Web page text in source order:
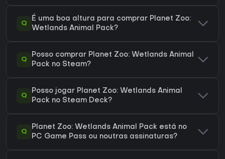
Q
É uma boa altura para comprar Planet Zoo:
Wetlands Animal Pack?
Q
Posso comprar Planet Zoo: Wetlands Animal
Pack no Steam?
Q
Posso jogar Planet Zoo: Wetlands Animal
Pack no Steam Deck?
Q
Planet Zoo: Wetlands Animal Pack está no
PC Game Pass ou noutras assinaturas?